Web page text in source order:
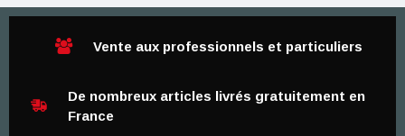
Vente aux professionnels et particuliers
De nombreux articles livrés gratuitement en
France